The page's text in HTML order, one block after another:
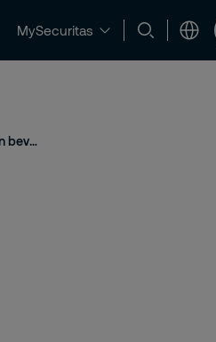
MySecuritas
Contact en ondersteuning
Wijziging opvolging overvalalarm gevolgen voor inrichten beveiliging